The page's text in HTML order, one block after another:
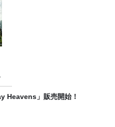
Heavens」販売開始！